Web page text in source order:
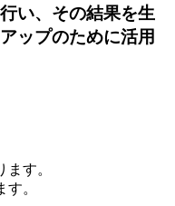
い、その結果を生
ップのために活用
す。
。